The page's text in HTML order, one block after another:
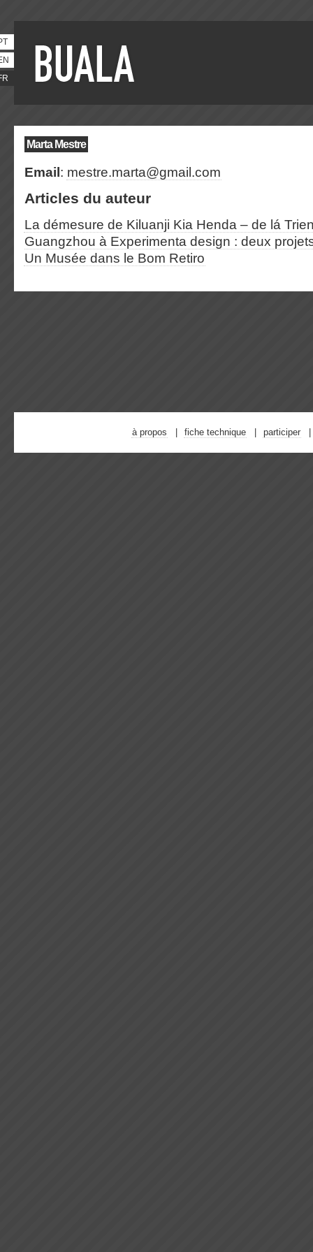
Marta Mestre
Email : mestre.marta@gmail.com
Articles du auteur
La démesure de Kiluanji Kia Henda – de lá
Guangzhou à Experimenta design : deux
Un Musée dans le Bom Retiro
à propos fiche technique participer